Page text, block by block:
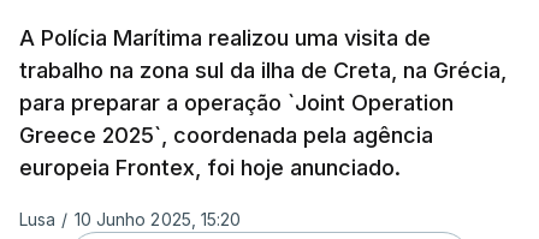
A Polícia Marítima realizou uma visita de
trabalho na zona sul da ilha de Creta, na Grécia,
para preparar a operação `Joint Operation
Greece 2025`, coordenada pela agência
europeia Frontex, foi hoje anunciado.
Lusa / 10 Junho 2025, 15:20